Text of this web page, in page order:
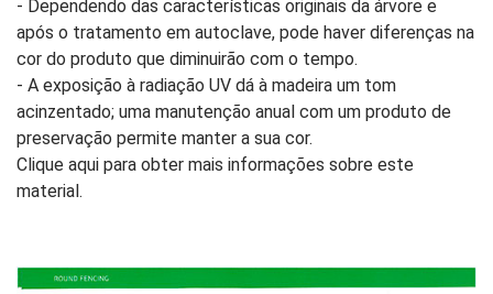
- Dependendo das características originais da árvore e
após o tratamento em autoclave, pode haver diferenças na
cor do produto que diminuirão com o tempo.
- A exposição à radiação UV dá à madeira um tom
acinzentado; uma manutenção anual com um produto de
preservação permite manter a sua cor.
Clique aqui para obter mais informações sobre este
material.